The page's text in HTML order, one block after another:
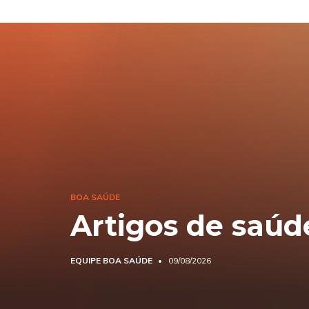
BOA SAÚDE
Artigos de
EQUIPE BOA SAÚDE 09/08/2026